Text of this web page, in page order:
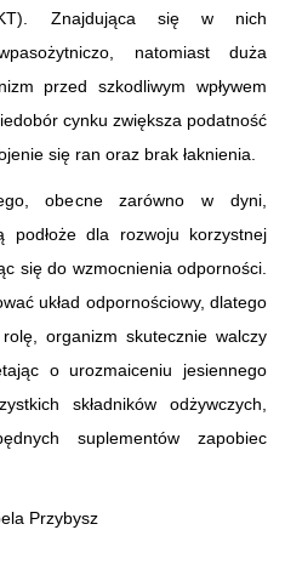
Znajdująca się w nich
natomiast duża
przed szkodliwym wpływem
cynku zwiększa podatność
się ran oraz brak łaknienia.
obecne zarówno w dyni,
dla rozwoju korzystnej
się do wzmocnienia odporności.
układ odpornościowy, dlatego
organizm skutecznie walczy
o urozmaiceniu jesiennego
składników odżywczych,
suplementów zapobiec
Przybysz